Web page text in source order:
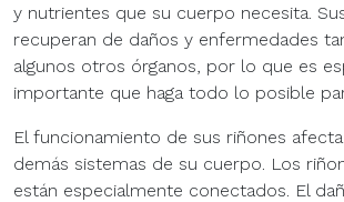
y nutrientes que su cuerpo necesita.
recuperan de daños y enfermedades
algunos otros órganos, por lo que es
importante que haga todo lo posible
El funcionamiento de sus riñones
demás sistemas de su cuerpo. Los
están especialmente conectados. El